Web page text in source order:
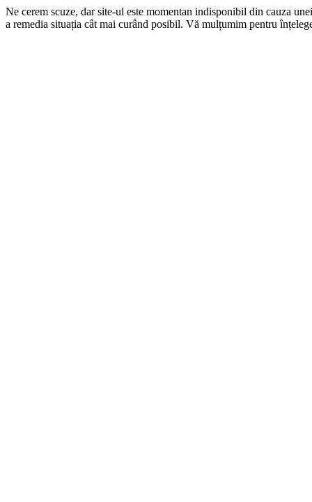
Ne cerem scuze, dar site-ul este momentan indisponibil din cauza
a remedia situația cât mai curând posibil. Vă mulțumim pentru